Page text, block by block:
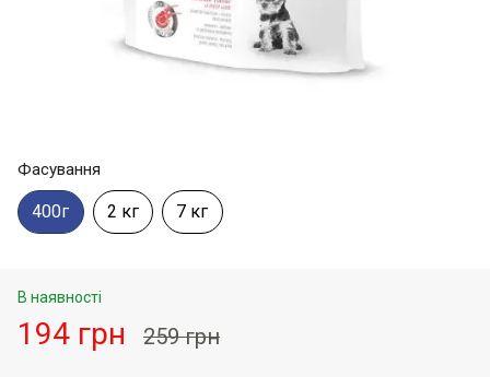
Фасування
400г 2 кг 7 кг
В наявності
194 грн 259 грн